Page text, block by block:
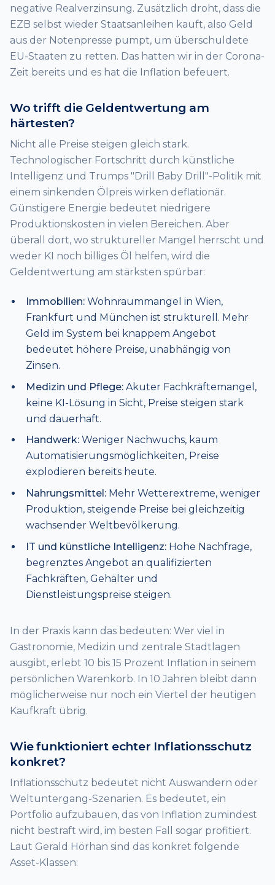
negative Realverzinsung. Zusätzlich droht, dass die
EZB selbst wieder Staatsanleihen kauft, also Geld
aus der Notenpresse pumpt, um überschuldete
EU-Staaten zu retten. Das hatten wir in der Corona-
Zeit bereits und es hat die Inflation befeuert.
Wo trifft die Geldentwertung am
härtesten?
Nicht alle Preise steigen gleich stark.
Technologischer Fortschritt durch künstliche
Intelligenz und Trumps "Drill Baby Drill"-Politik mit
einem sinkenden Ölpreis wirken deflationär.
Günstigere Energie bedeutet niedrigere
Produktionskosten in vielen Bereichen. Aber
überall dort, wo struktureller Mangel herrscht und
weder KI noch billiges Öl helfen, wird die
Geldentwertung am stärksten spürbar:
Immobilien:Wohnraummangel in Wien,
Frankfurt und München ist strukturell. Mehr
Geld im System bei knappem Angebot
bedeutet höhere Preise, unabhängig von
Zinsen.
Medizin und Pflege:Akuter Fachkräftemangel,
keine KI-Lösung in Sicht, Preise steigen stark
und dauerhaft.
Handwerk:Weniger Nachwuchs, kaum
Automatisierungsmöglichkeiten, Preise
explodieren bereits heute.
Nahrungsmittel:Mehr Wetterextreme, weniger
Produktion, steigende Preise bei gleichzeitig
wachsender Weltbevölkerung.
IT und künstliche Intelligenz:Hohe Nachfrage,
begrenztes Angebot an qualifizierten
Fachkräften, Gehälter und
Dienstleistungspreise steigen.
In der Praxis kann das bedeuten: Wer viel in
Gastronomie, Medizin und zentrale Stadtlagen
ausgibt, erlebt 10 bis 15 Prozent Inflation in seinem
persönlichen Warenkorb. In 10 Jahren bleibt dann
möglicherweise nur noch ein Viertel der heutigen
Kaufkraft übrig.
Wie funktioniert echter Inflationsschutz
konkret?
Inflationsschutz bedeutet nicht Auswandern oder
Weltuntergang-Szenarien. Es bedeutet, ein
Portfolio aufzubauen, das von Inflation zumindest
nicht bestraft wird, im besten Fall sogar profitiert.
Laut Gerald Hörhan sind das konkret folgende
Asset-Klassen: